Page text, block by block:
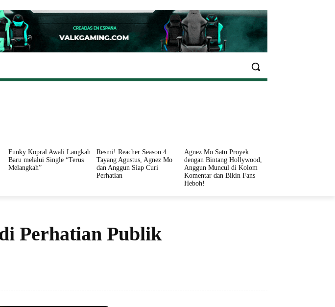
INFO SEHAT
Funky Kopral Awali Langkah
Baru melalui Single “Terus
Melangkah”
Resmi! Reacher Season 4
Tayang Agustus, Agnez Mo
dan Anggun Siap Curi
Perhatian
Agnez Mo Satu Proyek
dengan Bintang Hollywood,
Anggun Muncul di Kolom
Komentar dan Bikin Fans
Heboh!
Perhatian Publik